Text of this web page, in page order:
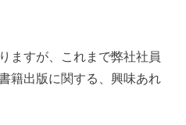
ますが、これまで弊社社員
籍出版に関する、興味あれ